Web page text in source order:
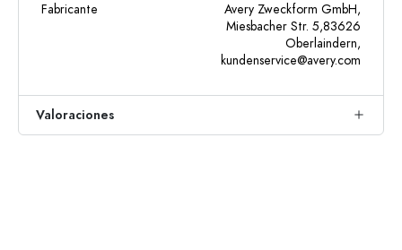
Fabricante
Avery Zweckform GmbH,
Miesbacher Str. 5,83626
Oberlaindern,
kundenservice@avery.com
Valoraciones